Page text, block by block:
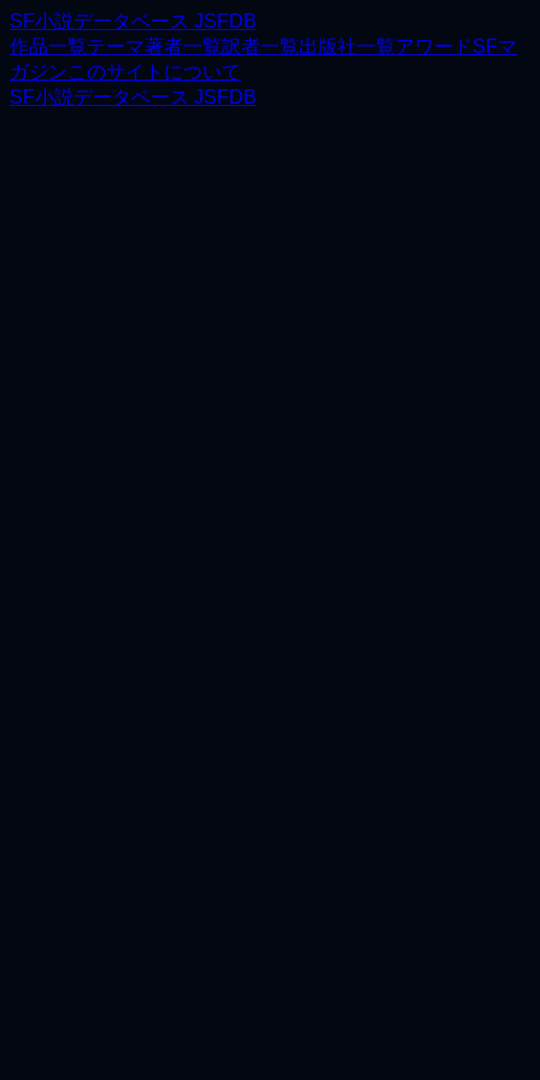
SF小説データベース JSFDB
作品一覧テーマ著者一覧訳者一覧出版社一覧アワードSFマ
ガジンこのサイトについて
SF小説データベース JSFDB